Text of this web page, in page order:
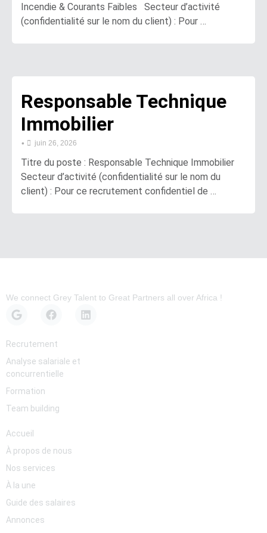
Incendie & Courants Faibles Secteur d’activité
(confidentialité sur le nom du client) : Pour …
Responsable Technique
Immobilier
• juin 26, 2026
Titre du poste : Responsable Technique Immobilier
Secteur d’activité (confidentialité sur le nom du
client) : Pour ce recrutement confidentiel de …
We connect Grey Talent to Great Partners all over Africa !
Accueil
À propos de nous
Nos services
À la une
Guide des salaires
Annonces
Recrutement
Analyse salariale et
concurrentielle
Formation
Team building